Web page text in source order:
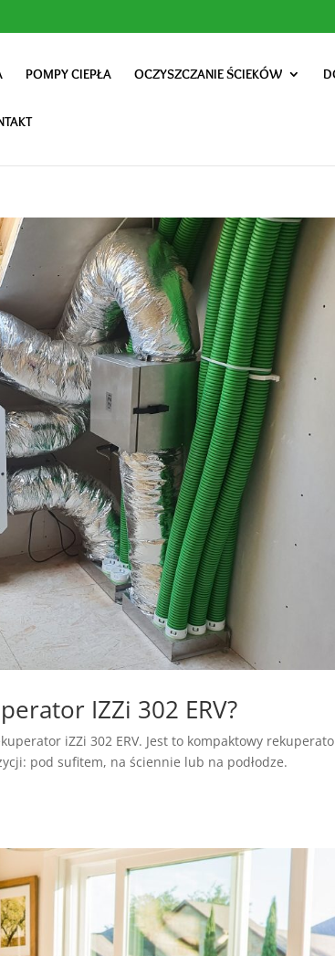
POMPY CIEPŁA OCZYSZCZANIE ŚCIEKÓW
IZZi 302 ERV?
iZZi 302 ERV. Jest to kompaktowy
pod sufitem, na ściennie lub na podłodze.